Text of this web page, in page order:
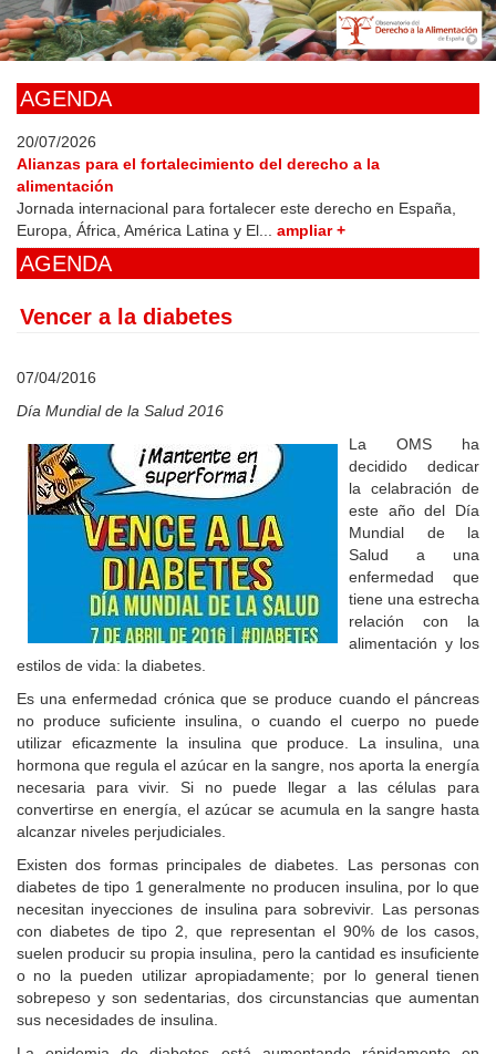
Skip
to
main
AGENDA
20/07/2026
Alianzas para el fortalecimiento del derecho a la
alimentación
Jornada internacional para fortalecer este derecho en España,
Europa, África, América Latina y El... ampliar +
AGENDA
Vencer a la diabetes
07/04/2016
Día Mundial de la Salud 2016
La OMS ha
decidido dedicar
la celabración de
este año del Día
Mundial de la
Salud a una
enfermedad que
tiene una estrecha
relación con la
alimentación y los
estilos de vida: la diabetes.
Es una enfermedad crónica que se produce cuando el páncreas
no produce suficiente insulina, o cuando el cuerpo no puede
utilizar eficazmente la insulina que produce. La insulina, una
hormona que regula el azúcar en la sangre, nos aporta la energía
necesaria para vivir. Si no puede llegar a las células para
convertirse en energía, el azúcar se acumula en la sangre hasta
alcanzar niveles perjudiciales.
Existen dos formas principales de diabetes. Las personas con
diabetes de tipo 1 generalmente no producen insulina, por lo que
necesitan inyecciones de insulina para sobrevivir. Las personas
con diabetes de tipo 2, que representan el 90% de los casos,
suelen producir su propia insulina, pero la cantidad es insuficiente
o no la pueden utilizar apropiadamente; por lo general tienen
sobrepeso y son sedentarias, dos circunstancias que aumentan
sus necesidades de insulina.